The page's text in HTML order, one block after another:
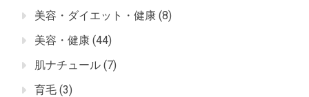
美容・ダイエット・健康 (8)
美容・健康 (44)
肌ナチュール (7)
育毛 (3)